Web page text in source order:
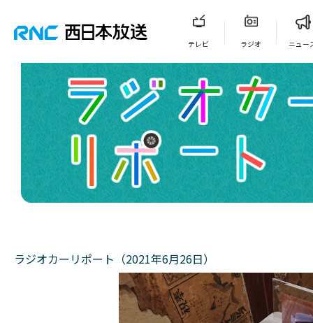
テレビ ラジオ ニュー
ラジオカーリポート（2021年6月26日）